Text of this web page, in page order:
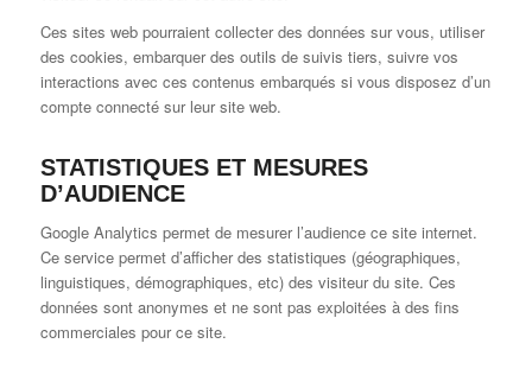
Ces sites web pourraient collecter des données sur vous, utiliser
des cookies, embarquer des outils de suivis tiers, suivre vos
interactions avec ces contenus embarqués si vous disposez d’un
compte connecté sur leur site web.
STATISTIQUES ET MESURES
D’AUDIENCE
Google Analytics permet de mesurer l’audience ce site internet.
Ce service permet d’afficher des statistiques (géographiques,
linguistiques, démographiques, etc) des visiteur du site. Ces
données sont anonymes et ne sont pas exploitées à des fins
commerciales pour ce site.